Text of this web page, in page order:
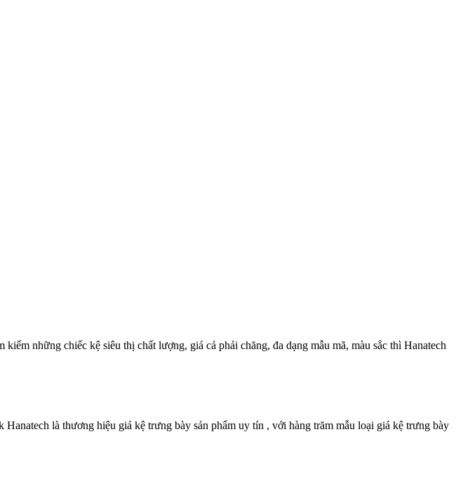
những chiếc kệ siêu thị chất lượng, giá cả phải chăng, đa dạng mẫu mã, màu sắc thì Hanatech
là thương hiệu giá kệ trưng bày sản phẩm uy tín , với hàng trăm mẫu loại giá kệ trưng bày